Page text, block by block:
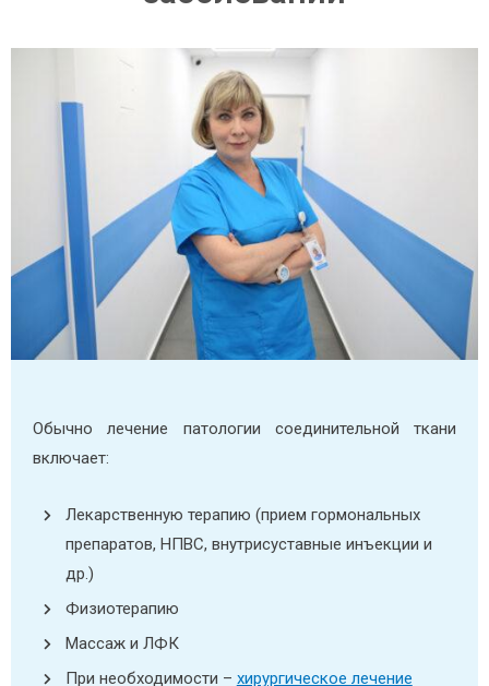
Обычно лечение патологии соединительной ткани
включает:
Лекарственную терапию (прием гормональных
препаратов, НПВС, внутрисуставные инъекции и
др.)
Физиотерапию
Массаж и ЛФК
При необходимости – хирургическое лечение